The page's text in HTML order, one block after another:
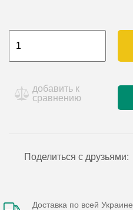
добавить к
сравнению
Поделиться с друзьями:
Доставка по всей Украине